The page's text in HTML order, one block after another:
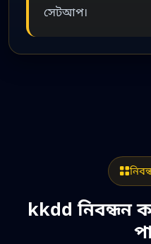
সেটআপ।
kkdd নিবন্ধন